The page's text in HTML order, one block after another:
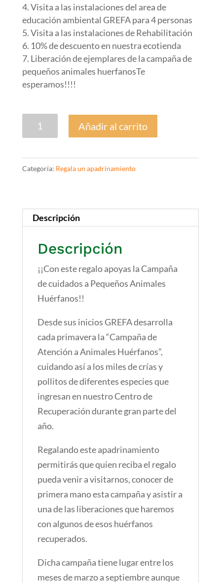
Visita a las instalaciones del area de
educación ambiental GREFA para 4 personas
Visita a las instalaciones de Rehabilitación
10% de descuento en nuestra ecotienda
Liberación de ejemplares de la campaña de
pequeños animales huerfanosTe
esperamos!!!!
Tarjeta
Regalo
HUÉRFANOS
Añadir al carrito
Categoría: Regala un apadrinamiento
Descripción
Descripción
¡¡Con este regalo apoyas la Campaña
de cuidados a Pequeños Animales
Huérfanos!!
Desde sus inicios GREFA desarrolla
cada primavera la “Campaña de
Atención a Animales Huérfanos”,
cuidando así a los miles de crías y
pollitos de diferentes especies que
ingresan en nuestro Centro de
Recuperación durante gran parte del
año.
Regalando este apadrinamiento
permitirás que quien reciba el regalo
pueda venir a visitarnos, conocer de
primera mano esta campaña y asistir a
una de las liberaciones que haremos
con algunos de esos huérfanos
recuperados.
Dicha campaña tiene lugar entre los
meses de marzo a septiembre aunque